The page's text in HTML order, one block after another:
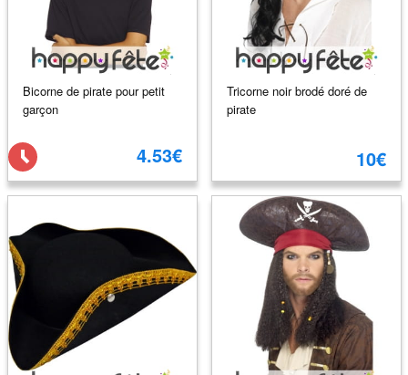
Bicorne de pirate pour petit
garçon
4.53€
Tricorne noir brodé doré de
pirate
10€